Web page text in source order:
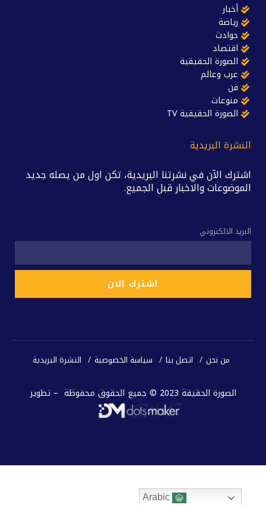
أخبار
رياضة
حوادث
اقتصاد
الصورة الحقيقية
عرب وعالم
فن
منوعات
الصورة الحقيقية TV
النشرة البريدية
اشترك الآن في نشرتنا البريدية، تكن اول من يصله جديد
الموضوعات والاخبار قبل الجميع.
البريد الالكتروني
من نحن اتصل بنا سياسة الخصوصية النشرة البريدية
الصورة الحقيقة 2023 © جميع الحقوق محفوظة – تطوير